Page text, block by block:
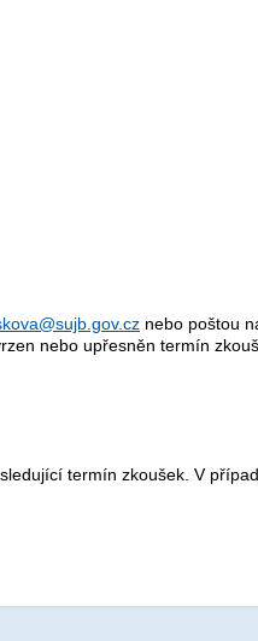
nebo poštou
nebo upřesněn termín
termín zkoušek. V